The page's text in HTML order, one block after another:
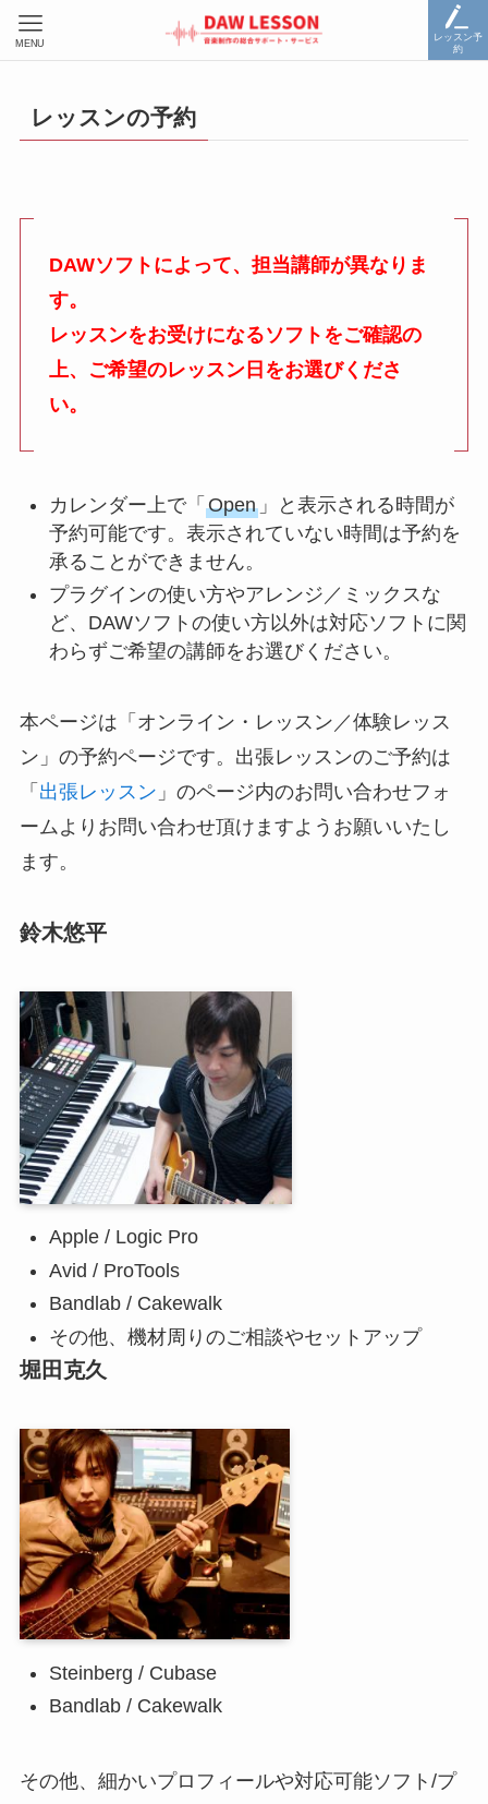
レッスン予
約
MENU
レッスンの予約
DAWソフトによって、担当講師が異なりま
す。
レッスンをお受けになるソフトをご確認の
上、ご希望のレッスン日をお選びくださ
い。
カレンダー上で「 Open」と表示される時間が
予約可能です。表示されていない時間は予約を
承ることができません。
プラグインの使い方やアレンジ／ミックスな
ど、DAWソフトの使い方以外は対応ソフトに関
わらずご希望の講師をお選びください。
本ページは「オンライン・レッスン／体験レッス
ン」の予約ページです。出張レッスンのご予約は
「 出張レッスン 」のページ内のお問い合わせフォ
ームよりお問い合わせ頂けますようお願いいたし
ます。
鈴木悠平
Apple / Logic Pro
Avid / ProTools
Bandlab / Cakewalk
その他、機材周りのご相談やセットアップ
堀田克久
Steinberg / Cubase
Bandlab / Cakewalk
その他、細かいプロフィールや対応可能ソフト/プ